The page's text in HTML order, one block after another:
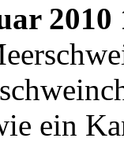
2010
ein